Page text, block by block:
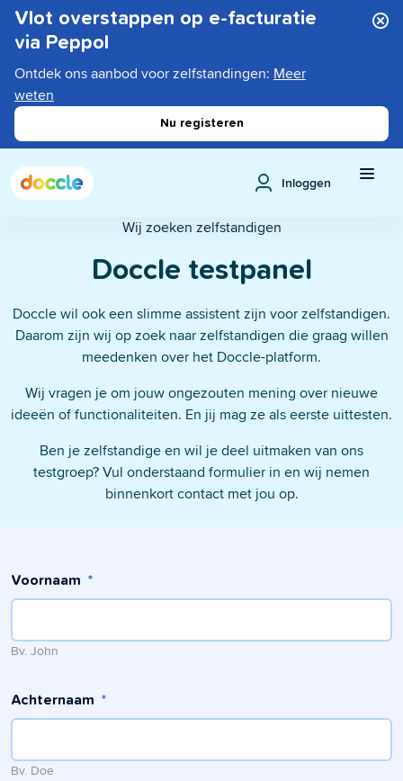
Vlot overstappen op e-facturatie
via Peppol
Ontdek ons aanbod voor zelfstandingen: Meer
weten
Nu registeren
Inloggen
Wij zoeken zelfstandigen
Doccle testpanel
Doccle wil ook een slimme assistent zijn voor zelfstandigen.
Daarom zijn wij op zoek naar zelfstandigen die graag willen
meedenken over het Doccle-platform.
Wij vragen je om jouw ongezouten mening over nieuwe
ideeën of functionaliteiten. En jij mag ze als eerste uittesten.
Ben je zelfstandige en wil je deel uitmaken van ons
testgroep? Vul onderstaand formulier in en wij nemen
binnenkort contact met jou op.
Voornaam *
Bv. John
Achternaam *
Bv. Doe